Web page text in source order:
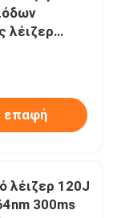
λέιζερ
επαφή
λέιζερ 120J
300ms